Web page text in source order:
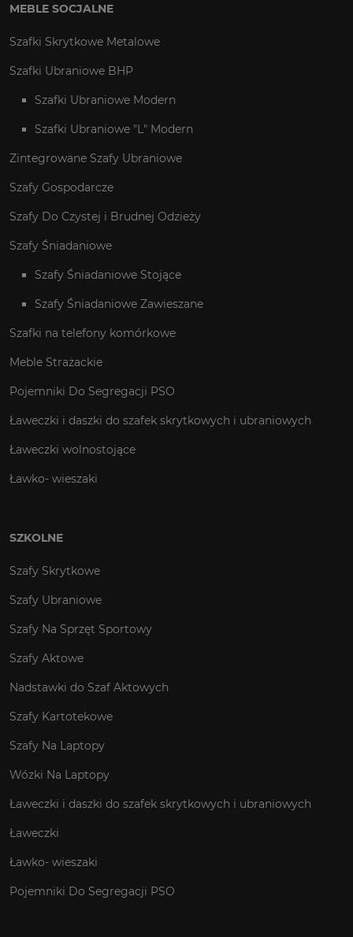
MEBLE SOCJALNE
Szafki Skrytkowe Metalowe
Szafki Ubraniowe BHP
Szafki Ubraniowe Modern
Szafki Ubraniowe "L" Modern
Zintegrowane Szafy Ubraniowe
Szafy Gospodarcze
Szafy Do Czystej i Brudnej Odzieży
Szafy Śniadaniowe
Szafy Śniadaniowe Stojące
Szafy Śniadaniowe Zawieszane
Szafki na telefony komórkowe
Meble Strażackie
Pojemniki Do Segregacji PSO
Ławeczki i daszki do szafek skrytkowych i ubraniowych
Ławeczki wolnostojące
Ławko- wieszaki
SZKOLNE
Szafy Skrytkowe
Szafy Ubraniowe
Szafy Na Sprzęt Sportowy
Szafy Aktowe
Nadstawki do Szaf Aktowych
Szafy Kartotekowe
Szafy Na Laptopy
Wózki Na Laptopy
Ławeczki i daszki do szafek skrytkowych i ubraniowych
Ławeczki
Ławko- wieszaki
Pojemniki Do Segregacji PSO